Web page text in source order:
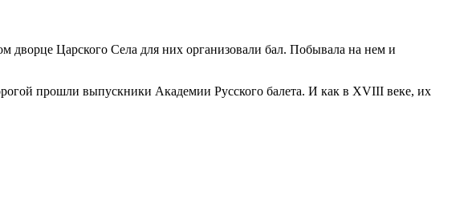
Царского Села для них организовали бал. Побывала на нем и
прошли выпускники Академии Русского балета. И как в XVIII веке, их